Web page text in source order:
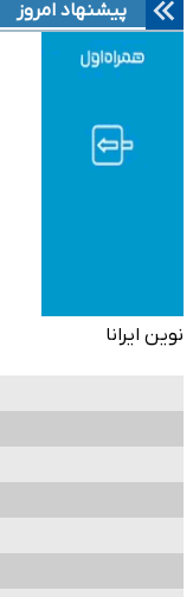
پیشنهاد امروز
نوین ایرانا